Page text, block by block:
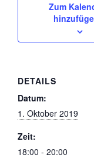
Zum
DETAILS
Datum:
1. Oktober 2019
Zeit:
18:00 - 20:00